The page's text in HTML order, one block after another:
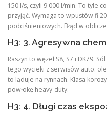
150 l/s, czyli 9 000 l/min. To tyle
przyjąć. Wymaga to wpustów fi
podciśnieniowych. Błąd w
H3: 3. Agresywna
Raszyn to węzeł S8, S7 i DK79.
tego wycieki z serwisów auto:
to ląduje na rynnach. Klasa
powłokę heavy-duty.
H3: 4. Długi czas